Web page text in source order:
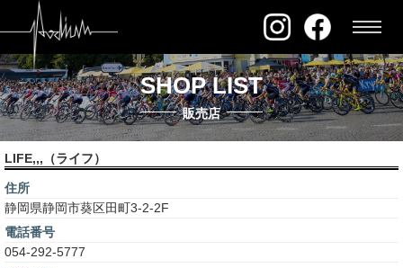
SHOP LIST
販売店
LIFE,,,（ライフ）
住所
静岡県静岡市葵区田町3-2-2F
電話番号
054-292-5777